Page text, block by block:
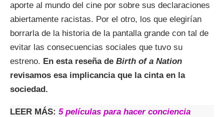
aporte al mundo del cine por sobre sus declaraciones
abiertamente racistas. Por el otro, los que elegirían
borrarla de la historia de la pantalla grande con tal de
evitar las consecuencias sociales que tuvo su
estreno. En esta reseña de Birth of a Nation
revisamos esa implicancia que la cinta en la
sociedad.
LEER MÁS: 5 películas para hacer conciencia